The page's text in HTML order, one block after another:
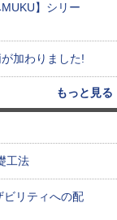
】シリー
加わりました!
もっと見る
工法
ビリティへの配